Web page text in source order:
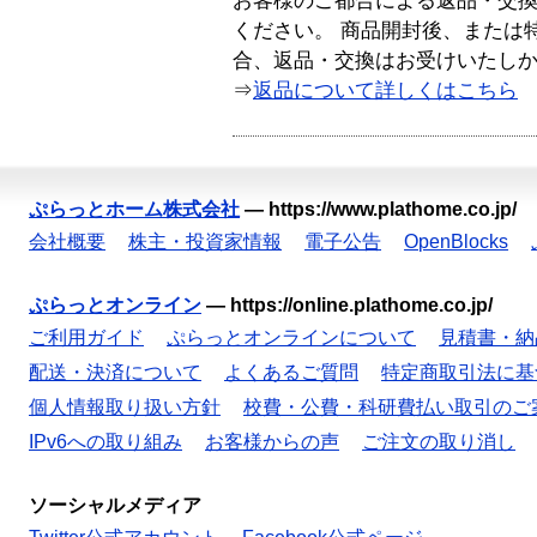
ください。 商品開封後、または
合、返品・交換はお受けいたし
⇒返品について詳しくはこちら
ぷらっとホーム株式会社 — https://www.plathome.co.jp/
会社概要
株主・投資家情報 電子公告 OpenBlocks
ぷらっとオンライン — https://online.plathome.co.jp/
ご利用ガイド
ぷらっとオンラインについて
見積書・
配送・決済について
よくあるご質問
特定商取引法に
個人情報取り扱い方針
校費・公費・科研費払い取引のご
IPv6への取り組み
お客様からの声 ご注文の取り消し
ソーシャルメディア